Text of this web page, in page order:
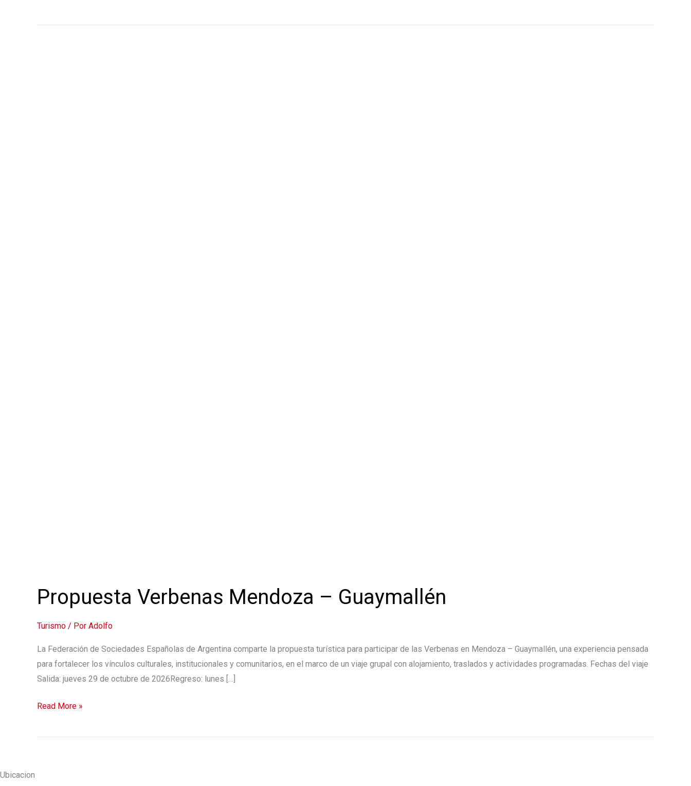
Propuesta Verbenas Mendoza – Guaymallén
Turismo / Por Adolfo
La Federación de Sociedades Españolas de Argentina comparte la propuesta turística para participar de las Verbenas en Mendoza – Guaymallén, una experiencia pensada
para fortalecer los vínculos culturales, institucionales y comunitarios, en el marco de un viaje grupal con alojamiento, traslados y actividades programadas. Fechas del viaje
Salida: jueves 29 de octubre de 2026Regreso: lunes […]
Read More »
Ubicacion